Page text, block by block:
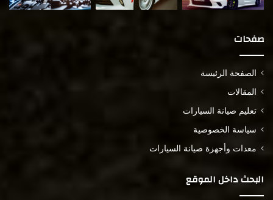
صفحات
الصفحة الرئيسة
المقالات
تعليم صيانة السيارات
سياسة الخصوصية
معدات وأجهزة صيانة السيارات
البحث داخل الموقع